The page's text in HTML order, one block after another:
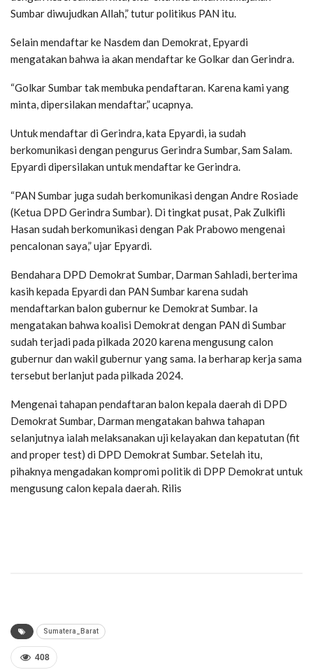
Sumbar diwujudkan Allah,” tutur politikus PAN itu.
Selain mendaftar ke Nasdem dan Demokrat, Epyardi
mengatakan bahwa ia akan mendaftar ke Golkar dan Gerindra.
“Golkar Sumbar tak membuka pendaftaran. Karena kami yang
minta, dipersilakan mendaftar,” ucapnya.
Untuk mendaftar di Gerindra, kata Epyardi, ia sudah
berkomunikasi dengan pengurus Gerindra Sumbar, Sam Salam.
Epyardi dipersilakan untuk mendaftar ke Gerindra.
“PAN Sumbar juga sudah berkomunikasi dengan Andre Rosiade
(Ketua DPD Gerindra Sumbar). Di tingkat pusat, Pak Zulkifli
Hasan sudah berkomunikasi dengan Pak Prabowo mengenai
pencalonan saya,” ujar Epyardi.
Bendahara DPD Demokrat Sumbar, Darman Sahladi, berterima
kasih kepada Epyardi dan PAN Sumbar karena sudah
mendaftarkan balon gubernur ke Demokrat Sumbar. Ia
mengatakan bahwa koalisi Demokrat dengan PAN di Sumbar
sudah terjadi pada pilkada 2020 karena mengusung calon
gubernur dan wakil gubernur yang sama. Ia berharap kerja sama
tersebut berlanjut pada pilkada 2024.
Mengenai tahapan pendaftaran balon kepala daerah di DPD
Demokrat Sumbar, Darman mengatakan bahwa tahapan
selanjutnya ialah melaksanakan uji kelayakan dan kepatutan (fit
and proper test) di DPD Demokrat Sumbar. Setelah itu,
pihaknya mengadakan kompromi politik di DPP Demokrat untuk
mengusung calon kepala daerah. Rilis
Sumatera_Barat
408